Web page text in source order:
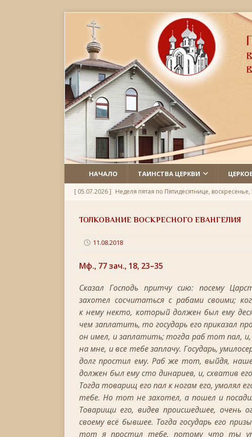
НАЧАЛО ТАИНСТВА ЦЕРКВИ
[ 05.07.2026 ] Неделя пятая по Пятидесятнице,
[ 06.06.2026 ] Неделя 1-я по Пятидесятнице, Всех святых
[ 22.05.2026 ] День памяти святителя Николая Чудотворца
[ 11.04.2026 ] Пасха Христова: «Упразднитесь, и разумейте,
Неделя 6-я Великого поста. Вход Господень
[ 14.03.2026 ] Неделя 3-я Великого Поста. Крестопоклонная
[ 23.02.2026 ]
Великий пост: 10 правил и 10 заблуждений
[ 14.02.2026 ]
Сретение Господне: праздник дивной
[ 18.01.2026 ] Как провести Крещенский Сочельник
[ 06.01.2026 ] Светлое Христово Рождество
РОЖДЕСТВО
[ 19.12.2025 ] Значение и важность Рождественского поста
[ 07.12.2025 ] Неделя двадцать шестая по Пятидесятнице,
ТОЛКОВАНИЕ ВОСКРЕСНОГО ЕВАНГЕЛИЯ
11.08.2018
Мф., 77 зач., 18, 23–35
Сказал Господь притчу сию: посему
захотел сосчитаться с рабами своими;
к нему некто, который должен был ему
чем заплатить, то государь его приказал
он имел, и заплатить; тогда раб тот пал, и,
на мне, и все тебе заплачу. Государь,
долг простил ему. Раб же тот, выйдя,
должен был ему сто динариев, и, схватив
Тогда товарищ его пал к ногам его, умолял
тебе. Но тот не захотел, а пошел и
Товарищи его, видев происшедшее, очень
своему всё бывшее. Тогда государь его
тот я простил тебе, потому что ты